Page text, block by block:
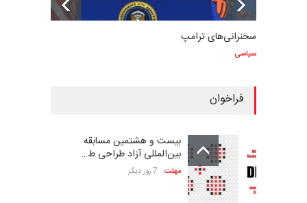
سخنرانی‌های ترامپ
سیاسی
فراخوان
بیست و هشتمین مسابقه
بین‌المللی آزاد طراحی ط…
مهلت 7 روز دیگر